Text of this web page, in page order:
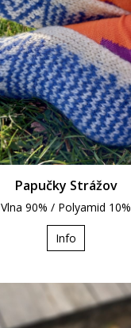
Papučky Strážov
Vlna 90% / Polyamid 10%
Info